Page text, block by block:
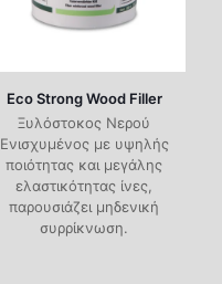
Eco Strong Wood Filler
Ξυλόστοκος Νερού
Ενισχυμένος με υψηλής
ποιότητας και μεγάλης
ελαστικότητας ίνες,
παρουσιάζει μηδενική
συρρίκνωση.